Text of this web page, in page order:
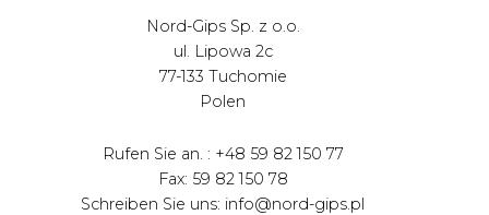
Nord-Gips Sp. z o.o.
ul. Lipowa 2c
77-133 Tuchomie
Polen
Rufen Sie an. : +48 59 82 150 77
Fax: 59 82 150 78
Schreiben Sie uns: info@nord-gips.pl